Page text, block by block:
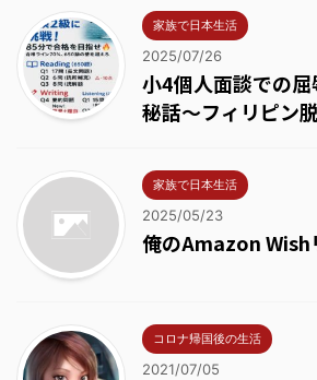
家族で日本生活
2025/07/26
小4個人面談での
秘話～フィリピン
家族で日本生活
2025/05/23
俺のAmazon Wish
コロナ帰国後の生活
2021/07/05